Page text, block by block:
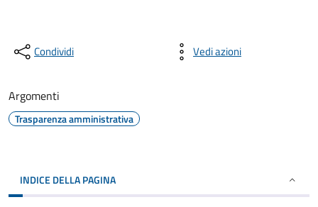
Condividi Vedi azioni
Argomenti
Trasparenza amministrativa
INDICE DELLA PAGINA